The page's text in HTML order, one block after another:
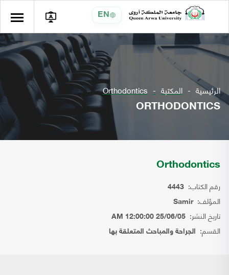
EN
الرئيسية المكتبة Orthodontics
ORTHODONTICS
Orthodontics
رقم الكتاب: 4443
المؤلف:Samir
تاريخ النشر: 25/06/05 12:00:00 AM
القسم: الجراحة والمباحث المتعلقة بها